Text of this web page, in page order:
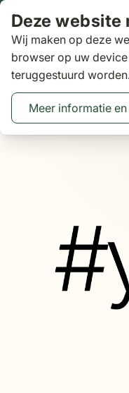
Deze
Wij maken op deze
browser op uw
teruggestuurd
Meer informatie
Ga naar de inhoud
Aanbiedingen
Binnen 3 dagen